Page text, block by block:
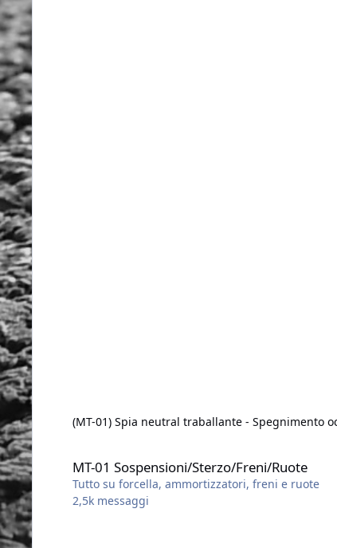
(MT-01) Spia neutral traballante - Spegnimento
MT-01 Sospensioni/Sterzo/Freni/Ruote
Tutto su forcella, ammortizzatori, freni e ruote
2,5k messaggi